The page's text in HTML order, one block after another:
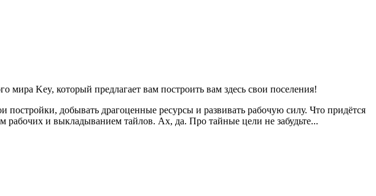
Key, который предлагает вам построить вам здесь свои поселения!
добывать драгоценные ресурсы и развивать рабочую силу. Что придётся
и выкладыванием тайлов. Ах, да. Про тайные цели не забудьте...